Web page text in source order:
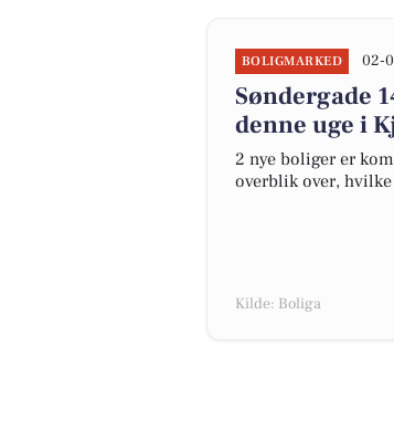
BOLIGMARKED 02-
Søndergade
denne uge i
2 nye boliger er
overblik over,
Kilde: Boliga